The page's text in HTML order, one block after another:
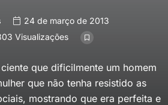
24 de março de 2013
Visualizações
que dificilmente um homem
que não tenha resistido as
mostrando que era perfeita e